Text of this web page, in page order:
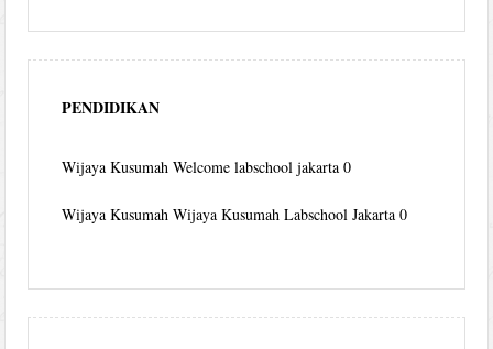
PENDIDIKAN
Wijaya Kusumah Welcome labschool jakarta 0
Wijaya Kusumah Wijaya Kusumah Labschool Jakarta 0